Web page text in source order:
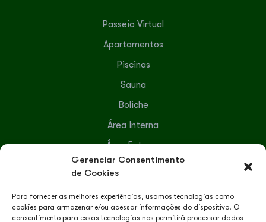
Gerenciar Consentimento
de Cookies
Para fornecer as melhores experiências, usamos tecnologias como
cookies para armazenar e/ou acessar informações do dispositivo. O
consentimento para essas tecnologias nos permitirá processar dados
Passeio Virtual
Apartamentos
Piscinas
Sauna
Boliche
Área Interna
Área Externa
Serviços Terceirizados
Lazer e Recreação